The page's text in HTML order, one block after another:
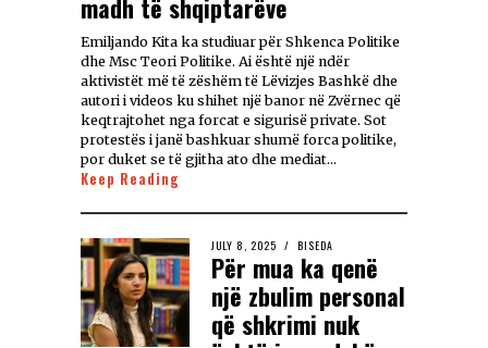
madh të shqiptarëve
Emiljando Kita ka studiuar për Shkenca Politike
dhe Msc Teori Politike. Ai është një ndër
aktivistët më të zëshëm të Lëvizjes Bashkë dhe
autori i videos ku shihet një banor në Zvërnec që
keqtrajtohet nga forcat e sigurisë private. Sot
protestës i janë bashkuar shumë forca politike,
por duket se të gjitha ato dhe mediat…
Keep Reading
JULY 8, 2025 BISEDA
Për mua ka qenë
një zbulim personal
që shkrimi nuk